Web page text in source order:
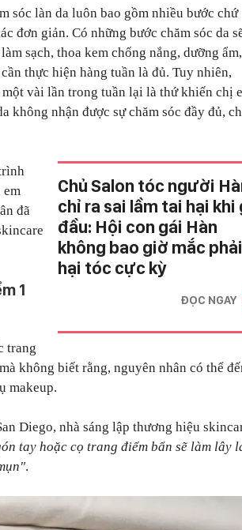
sóc làn da luôn bao gồm nhiều bước chứ
đơn giản. Có những bước chăm sóc da
sạch, thoa kem chống nắng, dưỡng ẩm,
thực hiện hàng tuần là đủ. Tuy nhiên,
vài lần trong tuần lại là thứ khiến chị
không nhận được sự chăm sóc đầy đủ,
Chủ Salon tóc người
chỉ ra sai lầm tai hại khi
đầu: Hội con gái Hàn
không bao giờ mắc
hại tóc cực kỳ
ĐỌC NGAY
em
đã
1
trang
không biết rằng, nguyên nhân có thể
makeup.
Diego, nhà sáng lập thương hiệu
tay hoặc cọ trang điểm bẩn sẽ làm lây
.